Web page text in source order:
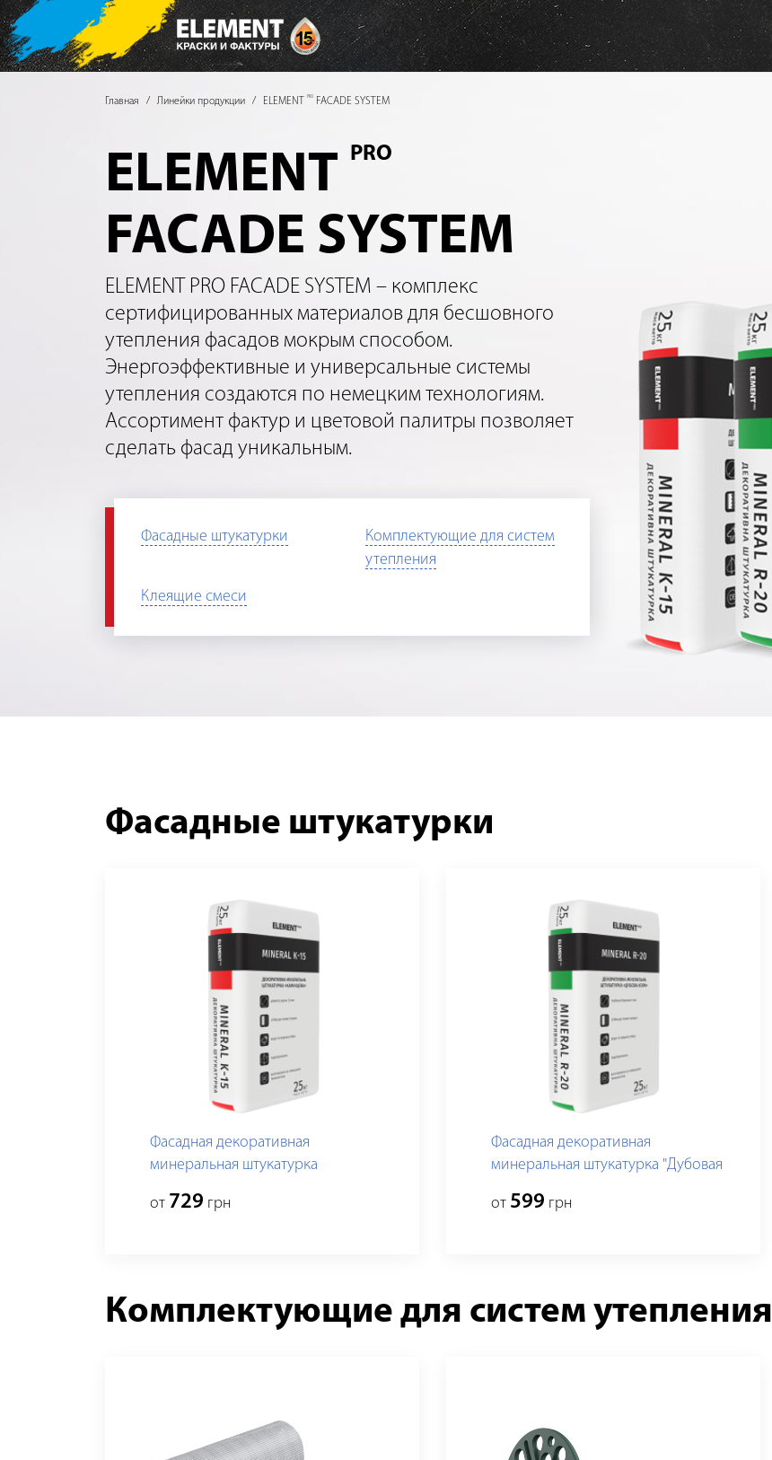
Главная Линейки продукции ELEMENT PRO FACADE SYSTEM
ELEMENT PRO
FACADE SYSTEM
ELEMENT PRO FACADE SYSTEM – комплекс
сертифицированных материалов для бесшовного
утепления фасадов мокрым способом.
Энергоэффективные и универсальные системы
утепления создаются по немецким технологиям.
Ассортимент фактур и цветовой палитры позволяет
сделать фасад уникальным.
Фасадные штукатурки
Комплектующие для систем
утепления
Клеящие смеси
Фасадные штукатурки
Фасадная декоративная
минеральная штукатурка
от 729 грн
Фасадная декоративная
минеральная штукатурка "Дубовая
от 599 грн
Комплектующие для систем утепления